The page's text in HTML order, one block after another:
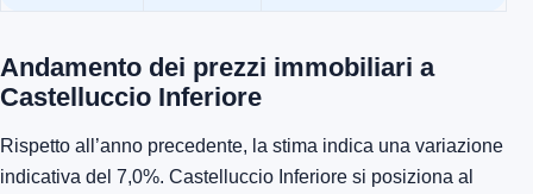
Andamento dei prezzi immobiliari a
Castelluccio Inferiore
Rispetto all’anno precedente, la stima indica una variazione
indicativa del 7,0%. Castelluccio Inferiore si posiziona al